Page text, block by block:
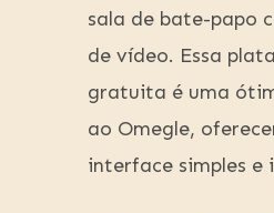
sala de bate-papo
de vídeo. Essa
gratuita é uma
ao Omegle,
interface simples e